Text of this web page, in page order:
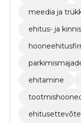
meedia ja
ehitus- ja
ehitamine
ehitusettevõte